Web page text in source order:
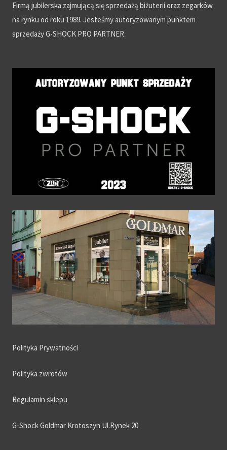
Firmą jubilerska zajmującą się sprzedażą biżuterii oraz zegarków
na rynku od roku 1989. Jesteśmy autoryzowanym punktem
sprzedaży G-SHOCK PRO PARTNER
Polityka Prywatności
Polityka zwrotów
Regulamin sklepu
G-Shock Goldmar Krotoszyn Ul.Rynek 20